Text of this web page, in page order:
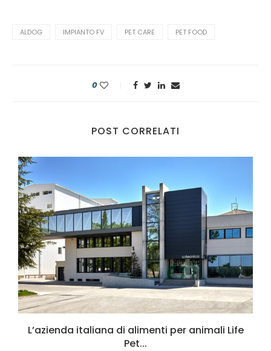
ALDOG IMPIANTO FV PET CARE PET FOOD
0
POST CORRELATI
L’azienda italiana di alimenti per animali Life
Pet...